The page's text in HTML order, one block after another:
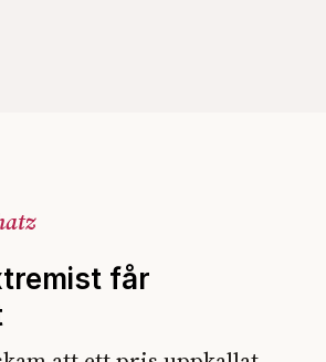
får